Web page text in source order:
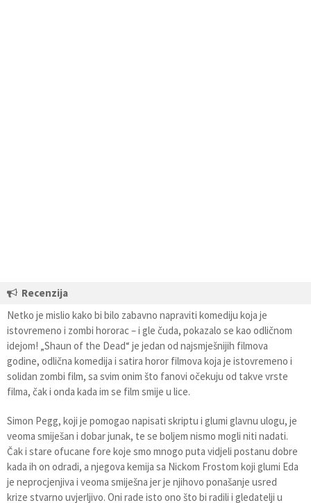
Recenzija
Netko je mislio kako bi bilo zabavno napraviti komediju koja je
istovremeno i zombi hororac – i gle čuda, pokazalo se kao odličnom
idejom! „Shaun of the Dead“ je jedan od najsmješnijih filmova
godine, odlična komedija i satira horor filmova koja je istovremeno i
solidan zombi film, sa svim onim što fanovi očekuju od takve vrste
filma, čak i onda kada im se film smije u lice.
Simon Pegg, koji je pomogao napisati skriptu i glumi glavnu ulogu, je
veoma smiješan i dobar junak, te se boljem nismo mogli niti nadati.
Čak i stare ofucane fore koje smo mnogo puta vidjeli postanu dobre
kada ih on odradi, a njegova kemija sa Nickom Frostom koji glumi Eda
je neprocjenjiva i veoma smiješna jer je njihovo ponašanje usred
krize stvarno uvjerljivo. Oni rade isto ono što bi radili i gledatelji u